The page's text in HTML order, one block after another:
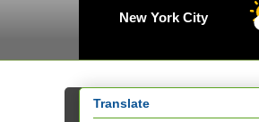
New York City
Translate